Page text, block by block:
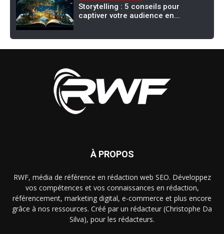
Storytelling : 5 conseils pour
captiver votre audience en...
À PROPOS
RWF, média de référence en rédaction web SEO. Développez
vos compétences et vos connaissances en rédaction,
référencement, marketing digital, e-commerce et plus encore
grâce à nos ressources. Créé par un rédacteur (Christophe Da
Silva), pour les rédacteurs.